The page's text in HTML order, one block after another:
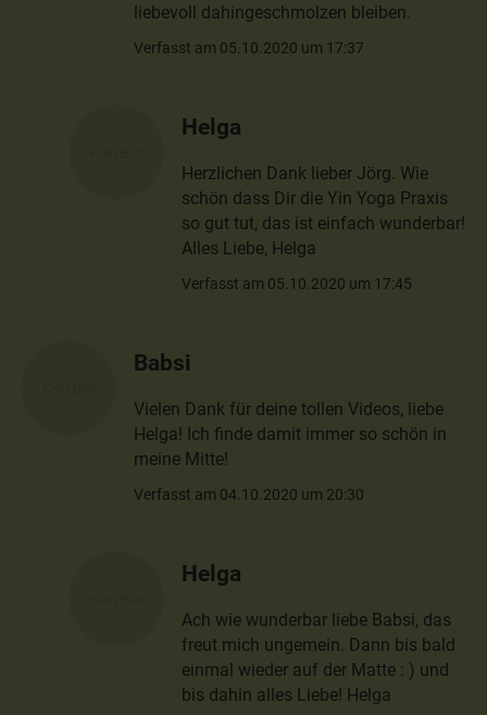
liebevoll dahingeschmolzen bleiben.
Verfasst am 05.10.2020 um 17:37
Helga
Herzlichen Dank lieber Jörg. Wie
schön dass Dir die Yin Yoga Praxis
so gut tut, das ist einfach wunderbar!
Alles Liebe, Helga
Verfasst am 05.10.2020 um 17:45
Babsi
Vielen Dank für deine tollen Videos, liebe
Helga! Ich finde damit immer so schön in
meine Mitte!
Verfasst am 04.10.2020 um 20:30
Helga
Ach wie wunderbar liebe Babsi, das
freut mich ungemein. Dann bis bald
einmal wieder auf der Matte : ) und
bis dahin alles Liebe! Helga